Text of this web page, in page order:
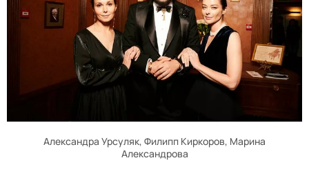
Александра Урсуляк, Филипп Киркоров, Марина
Александрова